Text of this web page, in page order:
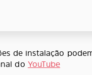
de instalação
do YouTube